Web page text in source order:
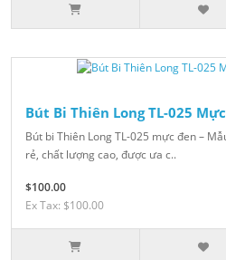
Bút Bi Thiên Long TL-025
Bút bi Thiên Long TL-025 mực đen –
rẻ, chất lượng cao, được ưa c..
$100.00
Ex Tax: $100.00